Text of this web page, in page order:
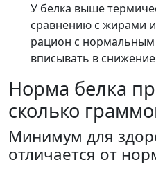
У белка выше
сравнению с жирами
рацион с
вписывать в снижение
Норма белка
сколько
Минимум для
отличается от